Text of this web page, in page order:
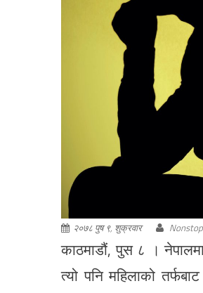
२०७८ पुष ९, शुक्रवार
काठमाडौं, पुस ८ ।
त्यो पनि महिलाको